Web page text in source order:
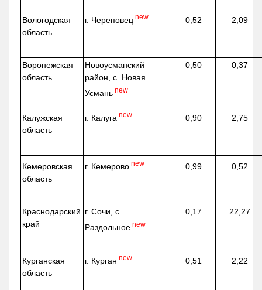
Вологодская
область
г. Череповец new 0,52 2,09
Воронежская
область
Новоусманский
район, с. Новая
Усмань new
0,50 0,37
Калужская
область
г. Калуга new 0,90 2,75
Кемеровская
область
г. Кемерово new 0,99 0,52
Краснодарский
край
г. Сочи, с.
Раздольное new
0,17 22,27
Курганская
область
г. Курган new 0,51 2,22